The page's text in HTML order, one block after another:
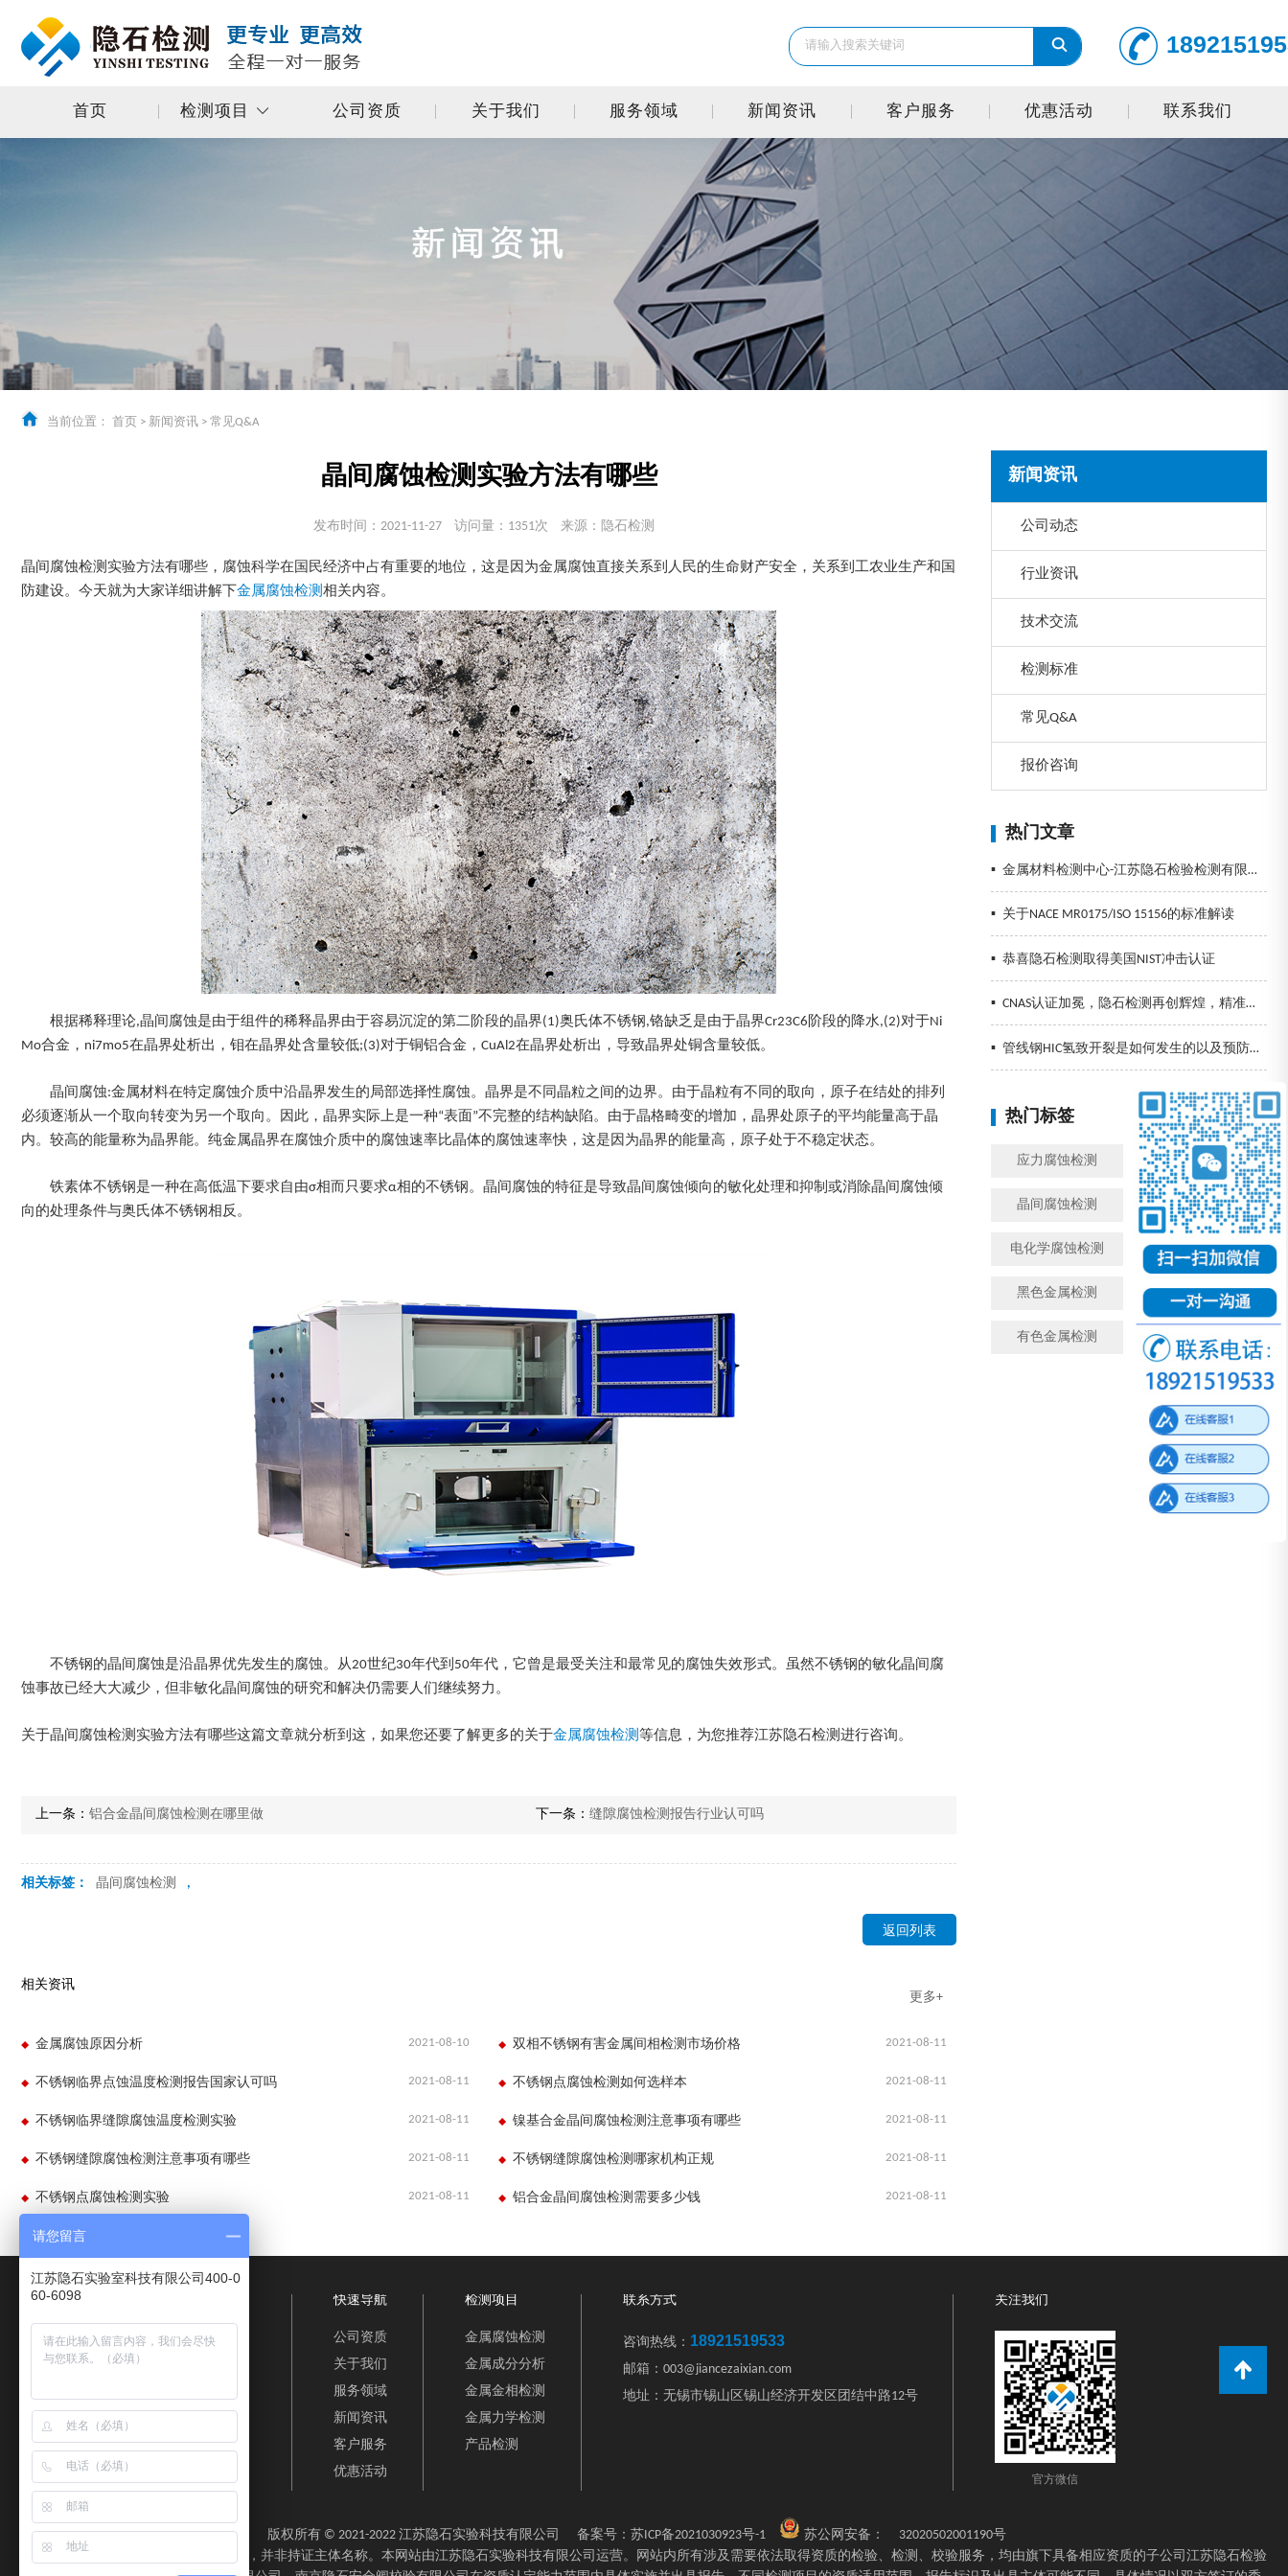
首页 检测项目 公司资质 关于我们 服务领域 新闻资讯 客户服务 优惠活动 联系我们
当前位置： 首页 > 新闻资讯 > 常见Q&A
新闻资讯
公司动态
行业资讯
技术交流
检测标准
常见Q&A
报价咨询
热门文章
▪ 金属材料检测中心-江苏隐石检验检测有限公司
▪ 关于NACE MR0175/ISO 15156的标准解读
▪ 恭喜隐石检测取得美国NIST冲击认证
▪ CNAS认证加冕，隐石检测再创辉煌，精准检测助力企业发展！
▪ 管线钢HIC氢致开裂是如何发生的以及预防措施
热门标签 换一批
应力腐蚀检测 金属腐蚀检测
晶间腐蚀检测 模拟工况腐蚀检测
电化学腐蚀检测 盐雾检测
黑色金属检测 金属成分检测
有色金属检测 微观金相检测
晶间腐蚀检测实验方法有哪些
发布时间：2021-11-27 访问量：1351次 来源：隐石检测
晶间腐蚀检测实验方法有哪些，腐蚀科学在国民经济中占有重要的地位，这是因为金属腐蚀直接关系到人民的生命财产安全，关系到工农业生产和国
防建设。今天就为大家详细讲解下金属腐蚀检测 相关内容。
根据稀释理论,晶间腐蚀是由于组件的稀释晶界由于容易沉淀的第二阶段的晶界(1)奥氏体不锈钢,铬缺乏是由于晶界Cr23C6阶段的降水,(2)对于Ni
Mo合金，ni7mo5在晶界处析出，钼在晶界处含量较低;(3)对于铜铝合金，CuAl2在晶界处析出，导致晶界处铜含量较低。
晶间腐蚀:金属材料在特定腐蚀介质中沿晶界发生的局部选择性腐蚀。晶界是不同晶粒之间的边界。由于晶粒有不同的取向，原子在结处的排列
必须逐渐从一个取向转变为另一个取向。因此，晶界实际上是一种“表面”不完整的结构缺陷。由于晶格畸变的增加，晶界处原子的平均能量高于晶
内。较高的能量称为晶界能。纯金属晶界在腐蚀介质中的腐蚀速率比晶体的腐蚀速率快，这是因为晶界的能量高，原子处于不稳定状态。
铁素体不锈钢是一种在高低温下要求自由σ相而只要求α相的不锈钢。晶间腐蚀的特征是导致晶间腐蚀倾向的敏化处理和抑制或消除晶间腐蚀倾
向的处理条件与奥氏体不锈钢相反。
不锈钢的晶间腐蚀是沿晶界优先发生的腐蚀。从20世纪30年代到50年代，它曾是最受关注和最常见的腐蚀失效形式。虽然不锈钢的敏化晶间腐
蚀事故已经大大减少，但非敏化晶间腐蚀的研究和解决仍需要人们继续努力。
关于晶间腐蚀检测实验方法有哪些这篇文章就分析到这，如果您还要了解更多的关于金属腐蚀检测 等信息，为您推荐江苏隐石检测进行咨询。
上一条： 铝合金晶间腐蚀检测在哪里做 下一条： 缝隙腐蚀检测报告行业认可吗
相关标签： 晶间腐蚀检测 ,
返回列表
相关资讯
更多+
2021-08-10
金属腐蚀原因分析 2021-08-11
双相不锈钢有害金属间相检测市场价格
2021-08-11
不锈钢临界点蚀温度检测报告国家认可吗 2021-08-11
不锈钢点腐蚀检测如何选样本
2021-08-11
不锈钢临界缝隙腐蚀温度检测实验 2021-08-11
镍基合金晶间腐蚀检测注意事项有哪些
2021-08-11
不锈钢缝隙腐蚀检测注意事项有哪些 2021-08-11
不锈钢缝隙腐蚀检测哪家机构正规
2021-08-11
不锈钢点腐蚀检测实验 2021-08-11
铝合金晶间腐蚀检测需要多少钱
快速导航
公司资质
关于我们
服务领域
新闻资讯
客户服务
优惠活动
检测项目
金属腐蚀检测
金属成分分析
金属金相检测
金属力学检测
产品检测
联系方式
咨询热线： 18921519533
邮箱：003@jiancezaixian.com
地址：无锡市锡山区锡山经济开发区团结中路12号
关注我们
官方微信
版权所有 © 2021-2022 江苏隐石实验科技有限公司 备案号： 苏ICP备2021030923号-1 苏公网安备：
32020502001190号
免责声明：“隐石检测”为检测服务品牌，并非持证主体名称。本网站由江苏隐石实验科技有限公司运营。网站内所有涉及需要依法取得资质的检验、检测、校验服务，均由旗下具备相应资质的子公司江苏隐石检验
请您留言
江苏隐石实验室科技有限公司400-0
60-6098